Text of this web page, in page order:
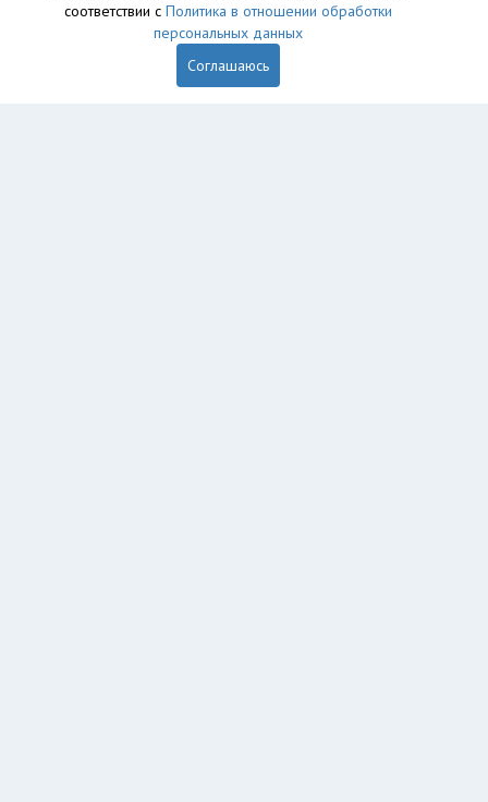
соответствии с Политика в отношении обработки
персональных данных
Соглашаюсь